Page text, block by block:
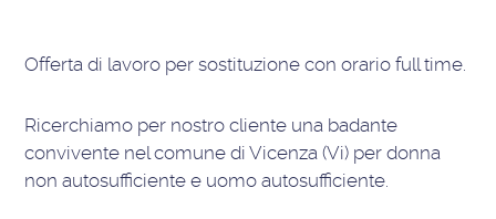
Offerta di lavoro per sostituzione con orario full time
Ricerchiamo per nostro cliente una badante
convivente nel comune di Vicenza (Vi) per donna
non autosufficiente e uomo autosufficiente.